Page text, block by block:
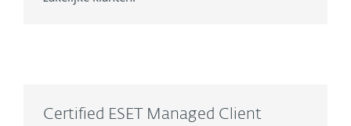
Certified ESET Managed Client